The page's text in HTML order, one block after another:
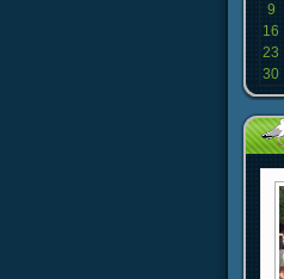
9
16
23
30